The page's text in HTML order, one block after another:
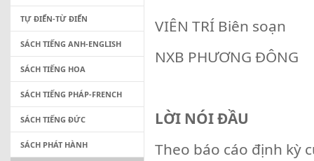
VIÊN TRÍ Biên soạn
NXB PHƯƠNG ĐÔNG
LỜI NÓI ĐẦU
Theo báo cáo định kỳ
TỰ ĐIỂN-TỪ ĐIỂN
SÁCH TIẾNG ANH-ENGLISH
SÁCH TIẾNG HOA
SÁCH TIẾNG PHÁP-FRENCH
SÁCH TIẾNG ĐỨC
SÁCH PHÁT HÀNH